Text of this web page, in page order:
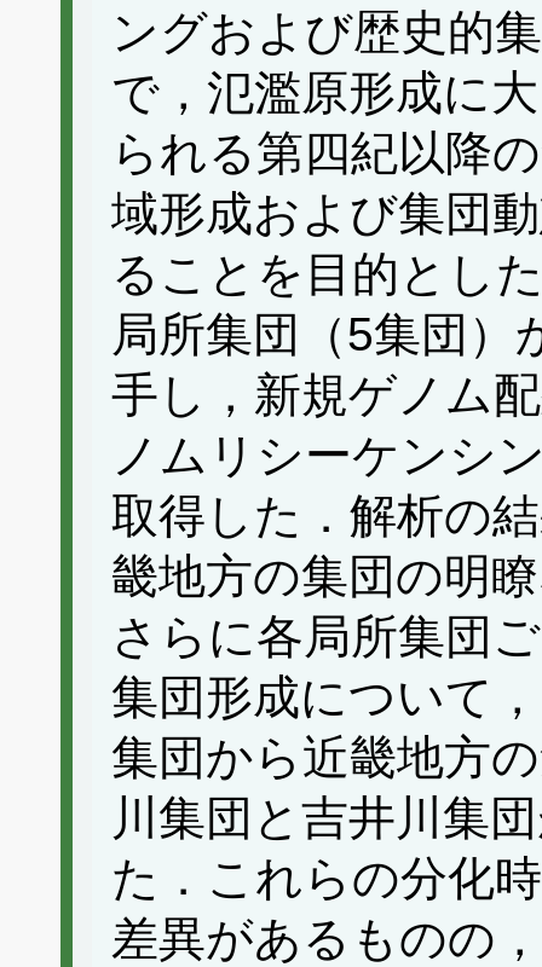
ングおよび歴史的
で，氾濫原形成に
られる第四紀以降
域形成および集団
ることを目的とし
局所集団（5集団）
手し，新規ゲノム
ノムリシーケンシ
取得した．解析の
畿地方の集団の明
さらに各局所集団
集団形成について
集団から近畿地方
川集団と吉井川集
た．これらの分化
差異があるものの